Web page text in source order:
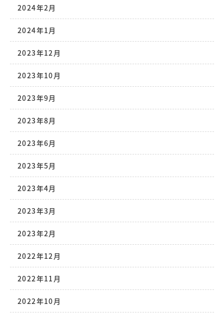
2024年2月
2024年1月
2023年12月
2023年10月
2023年9月
2023年8月
2023年6月
2023年5月
2023年4月
2023年3月
2023年2月
2022年12月
2022年11月
2022年10月